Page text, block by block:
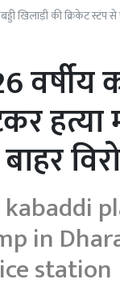
खिलाड़ी की क्रिकेट स्टंप
हत्या
in
station